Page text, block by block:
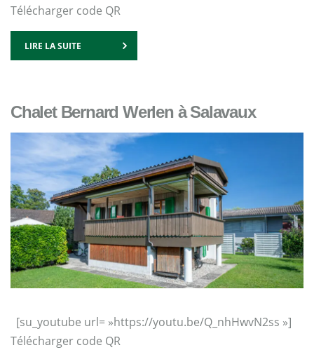
Télécharger code QR
LIRE LA SUITE
Chalet Bernard Werlen à Salavaux
[su_youtube url= »https://youtu.be/Q_nhHwvN2ss »]
Télécharger code QR